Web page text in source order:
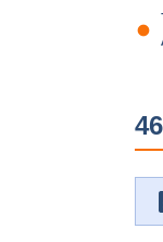
fiber_manual_record